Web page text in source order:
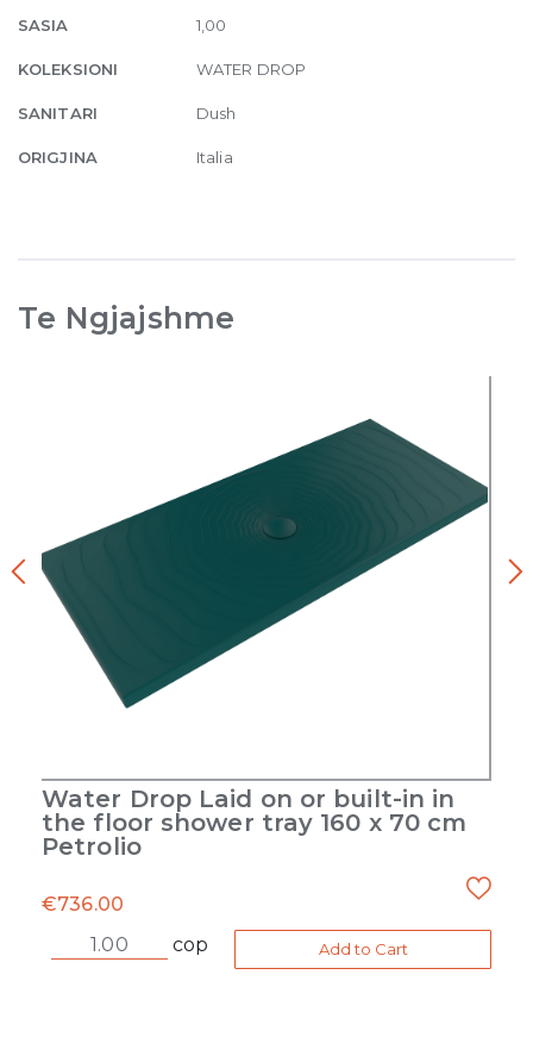
x
cm
SASIA 1,00
KOLEKSIONI WATER DROP
SANITARI Dush
ORIGJINA Italia
Te Ngjajshme
Water Drop Laid on or built-in in
the floor shower tray 160 x 70 cm
Petrolio
€736.00
cop
Add to Cart